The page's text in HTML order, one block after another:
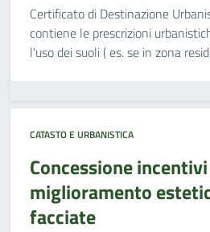
Certificato di Destinazione
contiene le prescrizioni
l'uso dei suoli ( es. se in zona
CATASTO E URBANISTICA
Concessione
miglioramento
facciate